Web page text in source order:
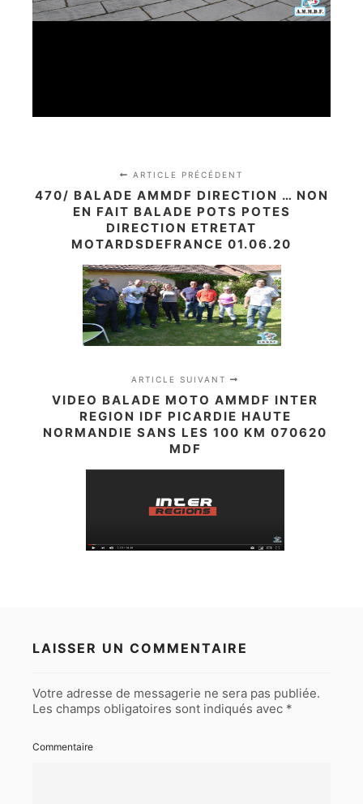
ARTICLE PRÉCÉDENT
470/ BALADE AMMDF DIRECTION … NON
EN FAIT BALADE POTS POTES
DIRECTION ETRETAT
MOTARDSDEFRANCE 01.06.20
ARTICLE SUIVANT
VIDEO BALADE MOTO AMMDF INTER
REGION IDF PICARDIE HAUTE
NORMANDIE SANS LES 100 KM 070620
MDF
LAISSER UN COMMENTAIRE
Votre adresse de messagerie ne sera pas publiée.
Les champs obligatoires sont indiqués avec *
Commentaire